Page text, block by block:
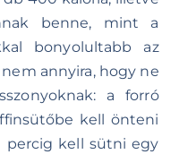
benne, mint a
bonyolultabb az
annyira, hogy ne
a forró
kell önteni
percig kell sütni egy